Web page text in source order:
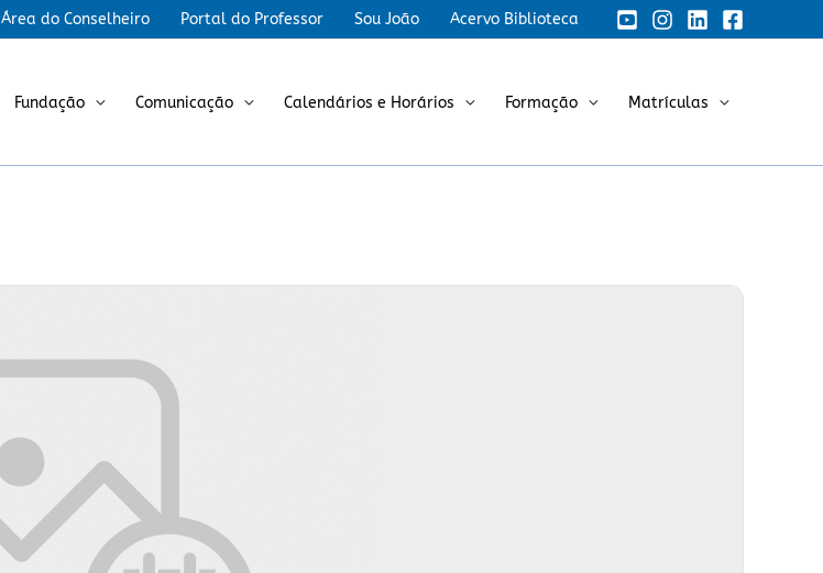
Área do Conselheiro Portal do Professor Sou João Acervo Biblioteca
Fundação Comunicação Calendários e Horários Formação Matrículas